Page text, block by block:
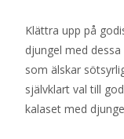
Klättra upp på
djungel med
som älskar
självklart val till
kalaset med